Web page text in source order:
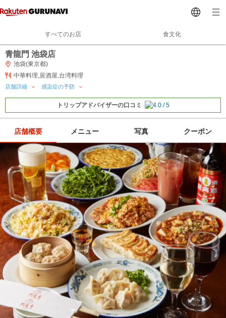
すべてのお店 食文化
青龍門 池袋店
池袋(東京都)
中華料理,居酒屋,台湾料理
店舗詳細 感染症の予防
トリップアドバイザーの口コミ
店舗概要 メニュー 写真 クーポン